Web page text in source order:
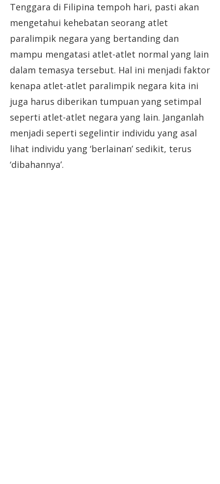
Tenggara di Filipina tempoh hari, pasti akan
mengetahui kehebatan seorang atlet
paralimpik negara yang bertanding dan
mampu mengatasi atlet-atlet normal yang lain
dalam temasya tersebut. Hal ini menjadi faktor
kenapa atlet-atlet paralimpik negara kita ini
juga harus diberikan tumpuan yang setimpal
seperti atlet-atlet negara yang lain. Janganlah
menjadi seperti segelintir individu yang asal
lihat individu yang ‘berlainan’ sedikit, terus
‘dibahannya’.